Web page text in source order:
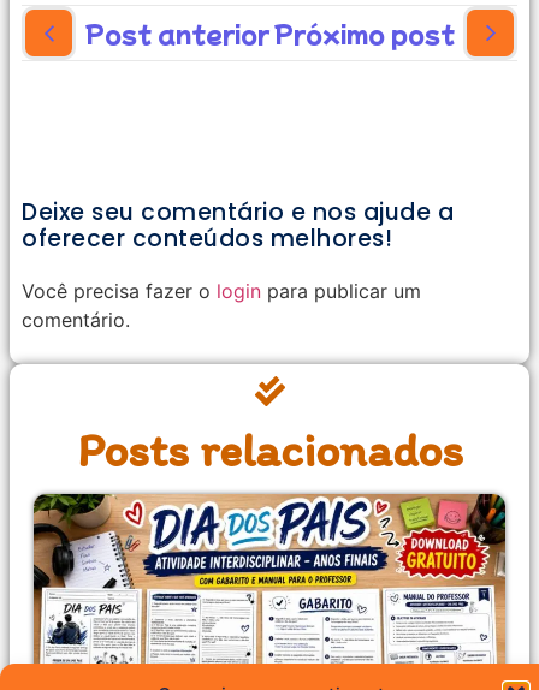
Post anteriorPróximo post
Deixe seu comentário e nos ajude a
oferecer conteúdos melhores!
Você precisa fazer o login para publicar um
comentário.
Posts relacionados